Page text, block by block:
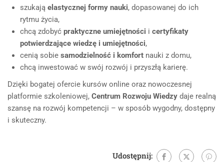
szukają elastycznej formy nauki, dopasowanej do ich
rytmu życia,
chcą zdobyć praktyczne umiejętności i certyfikaty
potwierdzające wiedzę i umiejętności,
cenią sobie samodzielność i komfort nauki z domu,
chcą inwestować w swój rozwój i przyszłą karierę.
Dzięki bogatej ofercie kursów online oraz nowoczesnej
platformie szkoleniowej, Centrum Rozwoju Wiedzy daje realną
szansę na rozwój kompetencji – w sposób wygodny, dostępny
i skuteczny.
Udostępnij: